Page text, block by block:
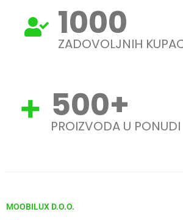
1000
ZADOVOLJNIH
500+
PROIZVODA U PONUDI
MOOBILUX D.O.O.